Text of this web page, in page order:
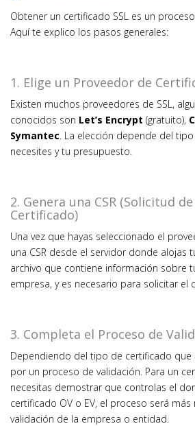
Obtener un certificado SSL es un
Aquí te explico los pasos generales:
1. Elige un Proveedor de
Existen muchos proveedores de SSL,
conocidos son Let’s Encrypt (gratuito),
Symantec. La elección depende del
necesites y tu presupuesto.
2. Genera una CSR (Solicitud
Certificado)
Una vez que hayas seleccionado el
una CSR desde el servidor donde alojas
archivo que contiene información sobre
empresa, y es necesario para solicitar el
3. Completa el Proceso de
Dependiendo del tipo de certificado que
por un proceso de validación. Para un
necesitas demostrar que controlas el
certificado OV o EV, el proceso será más
validación de la empresa o entidad.